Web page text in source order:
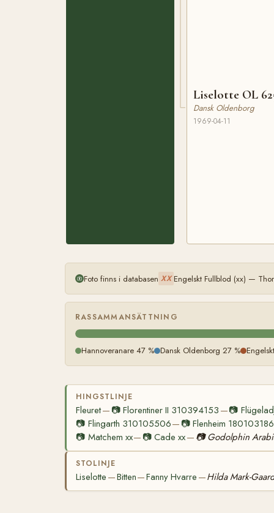
Liselotte OL
Dansk Oldenborg
1969-04-11
Foto finns i databasen XX Engelskt Fullblod (xx) —
RASSAMMANSÄTTNING
Hannoveranare 47 % Dansk Oldenborg 27 %
HINGSTLINJE
Fleuret— 📷Florentiner II 310394153 —📷
📷 Flingarth 310105506— 📷Flenheim 180103186
📷 Matchem xx— 📷Cade xx— 📷 Godolphin
STOLINJE
Liselotte —Bitten—Fanny Hvarre —Hilda Mark-